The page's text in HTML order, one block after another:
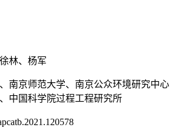
林、杨军
南京师范大学、南京公众环境研究中心
中国科学院过程工程研究所